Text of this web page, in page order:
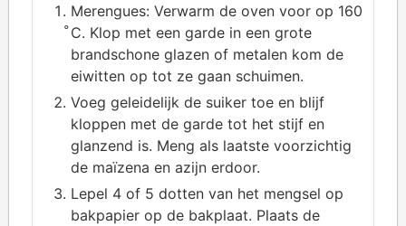
Merengues: Verwarm de oven voor op 160
̊C. Klop met een garde in een grote
brandschone glazen of metalen kom de
eiwitten op tot ze gaan schuimen.
Voeg geleidelijk de suiker toe en blijf
kloppen met de garde tot het stijf en
glanzend is. Meng als laatste voorzichtig
de maïzena en azijn erdoor.
Lepel 4 of 5 dotten van het mengsel op
bakpapier op de bakplaat. Plaats de